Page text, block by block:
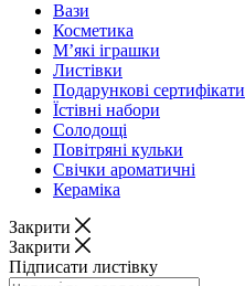
Вази
Косметика
М’які іграшки
Листівки
Подарункові сертифікати
Їстівні набори
Солодощі
Повітряні кульки
Свічки ароматичні
Кераміка
Закрити
Закрити
Підписати листівку